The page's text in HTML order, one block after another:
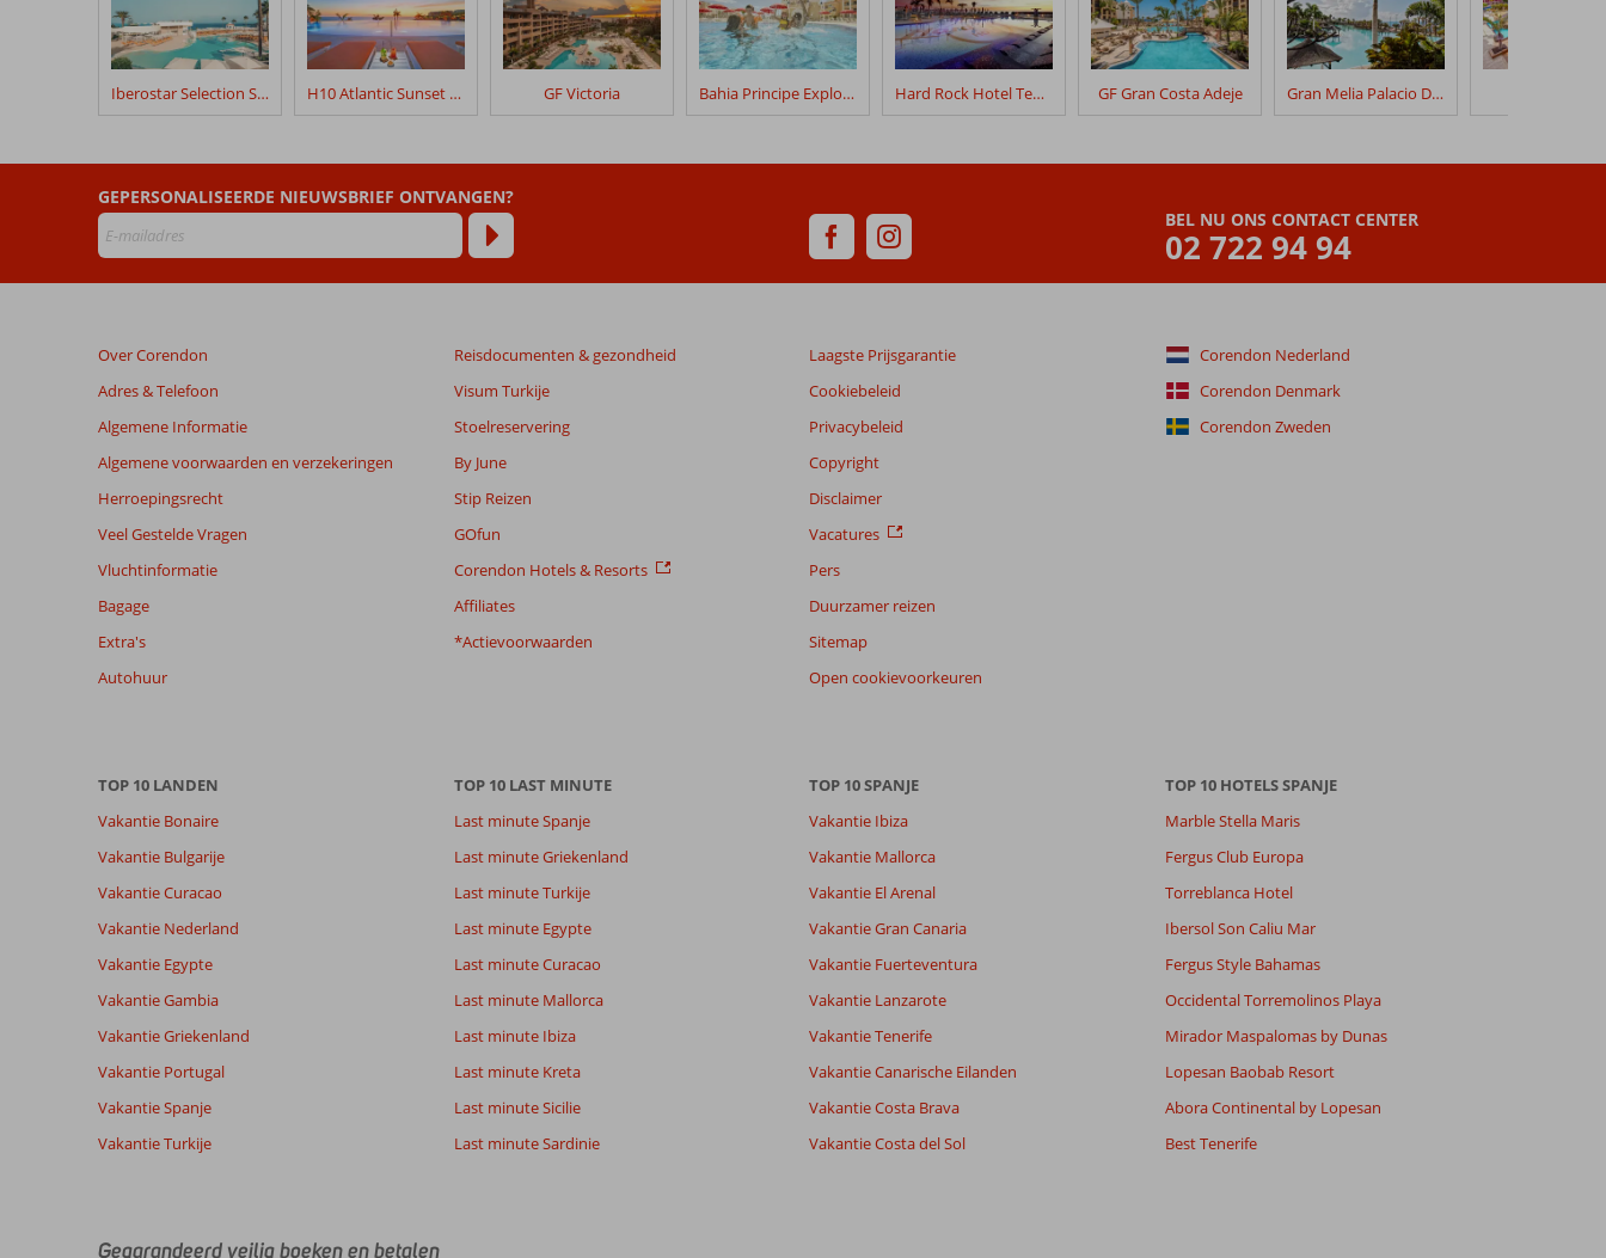
Selection
Anthelia
Beoordelingen
die
zijn
dan
48
maanden
worden
niet
om
de
van
de
beoordelingen
te
Meer
29
beoordelingen
9,2
Kamers
8,5
8,4
van onze
klanten
Alle
datum (nieuw > oud)
6,0
Levi
Costa
Adeje:
Mooie
Ligging
Service
Iberostar Selection Sábila H10 Atlantic Sunset Horizons Collection GF Victoria Bahia Principe Explore Fantasia Hard Rock Hotel Tenerife GF Gran Costa Adeje Gran Melia Palacio De Isora
BEL NU ONS CONTACT CENTER
02 722 94 94
GEPERSONALISEERDE NIEUWSBRIEF ONTVANGEN?
Over Corendon
Adres & Telefoon
Algemene Informatie
Algemene voorwaarden en verzekeringen
Herroepingsrecht
Veel Gestelde Vragen
Vluchtinformatie
Bagage
Extra's
Autohuur
Reisdocumenten & gezondheid
Visum Turkije
Stoelreservering
By June
Stip Reizen
GOfun
Corendon Hotels & Resorts
Affiliates
*Actievoorwaarden
Laagste Prijsgarantie
Cookiebeleid
Privacybeleid
Copyright
Disclaimer
Vacatures
Pers
Duurzamer reizen
Sitemap
Open cookievoorkeuren
Corendon Nederland
Corendon Denmark
Corendon Zweden
TOP 10 LANDEN
Vakantie Bonaire
Vakantie Bulgarije
Vakantie Curacao
Vakantie Nederland
Vakantie Egypte
Vakantie Gambia
Vakantie Griekenland
Vakantie Portugal
Vakantie Spanje
Vakantie Turkije
TOP 10 LAST MINUTE
Last minute Spanje
Last minute Griekenland
Last minute Turkije
Last minute Egypte
Last minute Curacao
Last minute Mallorca
Last minute Ibiza
Last minute Kreta
Last minute Sicilie
Last minute Sardinie
TOP 10 SPANJE
Vakantie Ibiza
Vakantie Mallorca
Vakantie El Arenal
Vakantie Gran Canaria
Vakantie Fuerteventura
Vakantie Lanzarote
Vakantie Tenerife
Vakantie Canarische Eilanden
Vakantie Costa Brava
Vakantie Costa del Sol
TOP 10 HOTELS SPANJE
Marble Stella Maris
Fergus Club Europa
Torreblanca Hotel
Ibersol Son Caliu Mar
Fergus Style Bahamas
Occidental Torremolinos Playa
Mirador Maspalomas by Dunas
Lopesan Baobab Resort
Abora Continental by Lopesan
Best Tenerife
Gegarandeerd veilig boeken en betalen